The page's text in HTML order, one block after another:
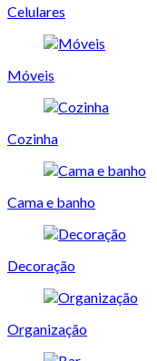
Celulares
Móveis
Cozinha
Cama e banho
Decoração
Organização